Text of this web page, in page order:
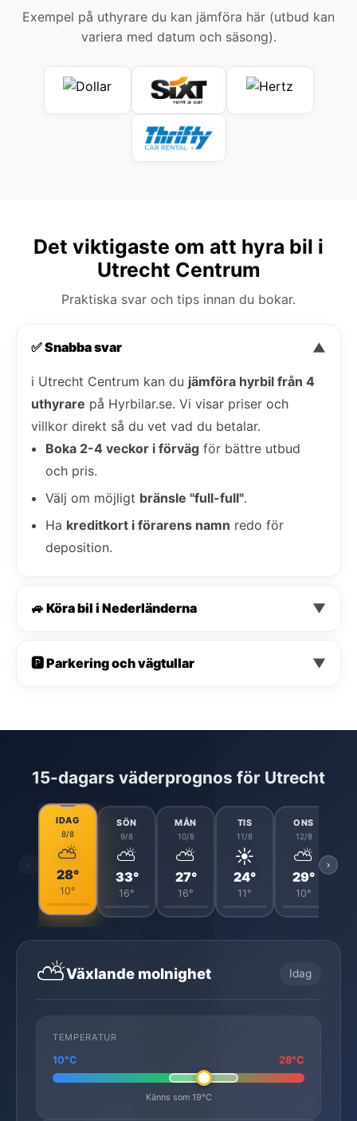
Exempel på uthyrare du kan jämföra här (utbud kan
variera med datum och säsong).
Det viktigaste om att hyra bil i
Utrecht Centrum
Praktiska svar och tips innan du bokar.
✅ Snabba svar ▼
i Utrecht Centrum kan du jämföra hyrbil från 4
uthyrare på Hyrbilar.se. Vi visar priser och
villkor direkt så du vet vad du betalar.
Boka 2-4 veckor i förväg för bättre utbud
och pris.
Välj om möjligt bränsle "full-full".
Ha kreditkort i förarens namn redo för
deposition.
🚙 Köra bil i Nederländerna ▼
🅿️ Parkering och vägtullar ▼
15-dagars väderprognos för Utrecht
‹
IDAG
8/8
⛅
28°
10°
SÖN
9/8
⛅
33°
16°
MÅN
10/8
⛅
27°
16°
TIS
11/8
☀️
24°
11°
ONS
12/8
⛅
29°
10°
›
⛅Växlande molnighet Idag
TEMPERATUR
10°C 28°C
Känns som 19°C